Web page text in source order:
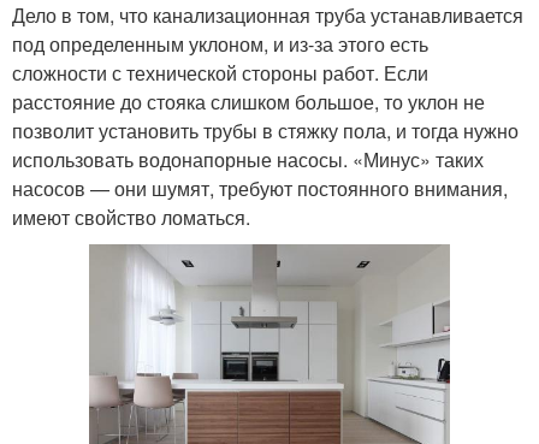
Дело в том, что канализационная труба устанавливается
под определенным уклоном, и из-за этого есть
сложности с технической стороны работ. Если
расстояние до стояка слишком большое, то уклон не
позволит установить трубы в стяжку пола, и тогда нужно
использовать водонапорные насосы. «Минус» таких
насосов — они шумят, требуют постоянного внимания,
имеют свойство ломаться.